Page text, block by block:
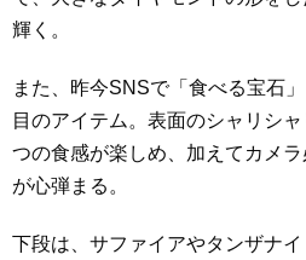
輝く。
また、昨今SNSで「食べる宝石
目のアイテム。表面のシャリシ
つの食感が楽しめ、加えてカメ
が心弾まる。
下段は、サファイアやタンザナ